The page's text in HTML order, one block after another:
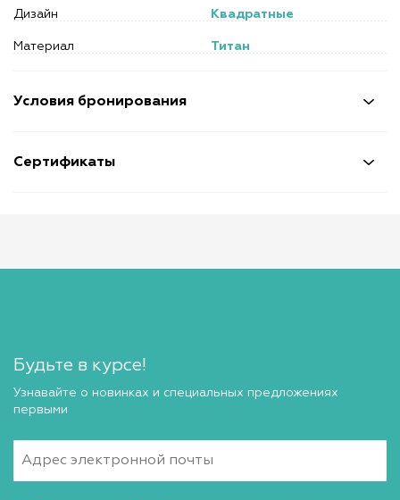
Условия бронирования
Сертификаты
Дизайн Квадратные
Материал Титан
Будьте в курсе!
Узнавайте о новинках и специальных предложениях
первыми